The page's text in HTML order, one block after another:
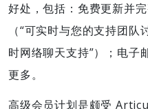
好处，包括：免费更新并
（“可实时与您的支持团
时网络聊天支持”）；电子
更多。
高级会员计划是颇受